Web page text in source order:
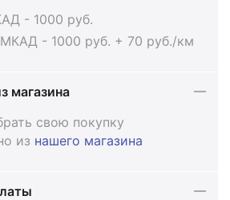
- 1000 руб.
- 1000 руб. + 70 руб./км
магазина
свою покупку
из нашего магазина